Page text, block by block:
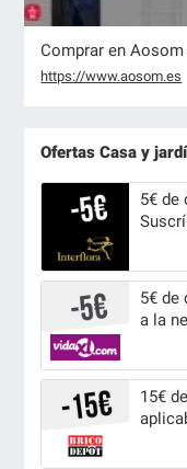
Comprar en
https://www.aosom.es
Ofertas Casa y
5€ de
5€ de
a la
15€